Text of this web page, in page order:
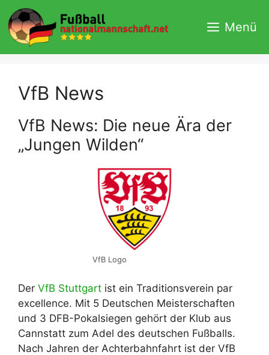
Zum
Inhalt
springen
Menü
VfB News
VfB News: Die neue Ära der
„Jungen Wilden“
VfB Logo
Der VfB Stuttgart ist ein Traditionsverein par
excellence. Mit 5 Deutschen Meisterschaften
und 3 DFB-Pokalsiegen gehört der Klub aus
Cannstatt zum Adel des deutschen Fußballs.
Nach Jahren der Achterbahnfahrt ist der VfB